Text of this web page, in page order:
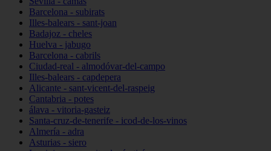
Barcelona - subirats
Illes-balears - sant-joan
Badajoz - cheles
Huelva - jabugo
Barcelona - cabrils
Ciudad-real - almodóvar-del-campo
Illes-balears - capdepera
Alicante - sant-vicent-del-raspeig
Cantabria - potes
álava - vitoria-gasteiz
Santa-cruz-de-tenerife - icod-de-los-vinos
Almería - adra
Asturias - siero